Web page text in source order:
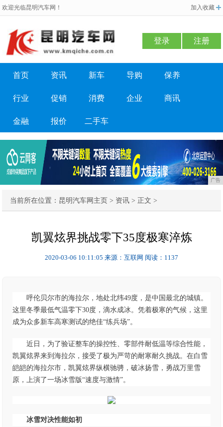
欢迎光临昆明汽车网！ 加入收藏
登录 注册
首页 资讯 新车 导购 保养
行业 促销 消费 企业 商讯
金融 报价 二手车
广告
当前所在位置： 昆明汽车网主页 > 资讯 > 正文 >
凯翼炫界挑战零下35度极寒淬炼
2020-03-06 10:11:05 来源：互联网 阅读：1137
呼伦贝尔市的海拉尔，地处北纬49度，是中国最北的城镇。
这里冬季最低气温零下30度，滴水成冰。凭着极寒的气候，这里
成为众多新车高寒测试的绝佳“练兵场”。
近日，为了验证整车的操控性、零部件耐低温等综合性能，
凯翼炫界来到海拉尔，接受了极为严苛的耐寒耐久挑战。在白雪
皑皑的海拉尔市，凯翼炫界纵横驰骋，破冰扬雪，勇战万里雪
原，上演了一场冰雪版“速度与激情”。
冰雪对决性能如初